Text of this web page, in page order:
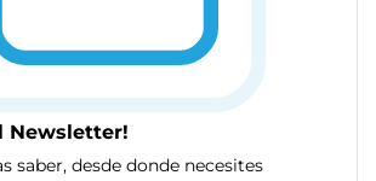
Newsletter!
saber, desde donde necesites